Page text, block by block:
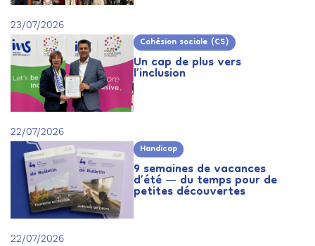
23/07/2026
Cohésion sociale (CS)
Un cap de plus vers
l’inclusion
22/07/2026
Handicap
9 semaines de vacances
d’été — du temps pour de
petites découvertes
22/07/2026